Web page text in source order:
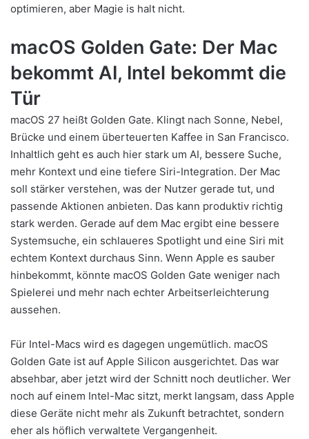
optimieren, aber Magie is halt nicht.
macOS Golden Gate: Der Mac
bekommt AI, Intel bekommt die
Tür
macOS 27 heißt Golden Gate. Klingt nach Sonne, Nebel,
Brücke und einem überteuerten Kaffee in San Francisco.
Inhaltlich geht es auch hier stark um AI, bessere Suche,
mehr Kontext und eine tiefere Siri-Integration. Der Mac
soll stärker verstehen, was der Nutzer gerade tut, und
passende Aktionen anbieten. Das kann produktiv richtig
stark werden. Gerade auf dem Mac ergibt eine bessere
Systemsuche, ein schlaueres Spotlight und eine Siri mit
echtem Kontext durchaus Sinn. Wenn Apple es sauber
hinbekommt, könnte macOS Golden Gate weniger nach
Spielerei und mehr nach echter Arbeitserleichterung
aussehen.
Für Intel-Macs wird es dagegen ungemütlich. macOS
Golden Gate ist auf Apple Silicon ausgerichtet. Das war
absehbar, aber jetzt wird der Schnitt noch deutlicher. Wer
noch auf einem Intel-Mac sitzt, merkt langsam, dass Apple
diese Geräte nicht mehr als Zukunft betrachtet, sondern
eher als höflich verwaltete Vergangenheit.